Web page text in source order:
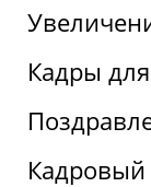
Кадры